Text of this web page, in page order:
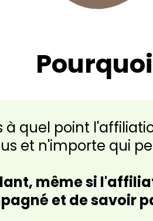
à quel point
et n'importe qui
même si
et de savoir